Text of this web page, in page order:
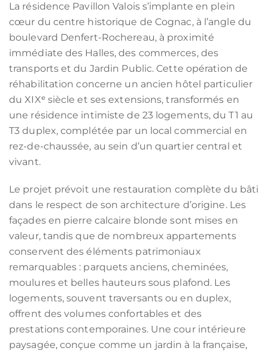
La résidence Pavillon Valois s’implante en plein
cœur du centre historique de Cognac, à l’angle du
boulevard Denfert-Rochereau, à proximité
immédiate des Halles, des commerces, des
transports et du Jardin Public. Cette opération de
réhabilitation concerne un ancien hôtel particulier
du XIXᵉ siècle et ses extensions, transformés en
une résidence intimiste de 23 logements, du T1 au
T3 duplex, complétée par un local commercial en
rez-de-chaussée, au sein d’un quartier central et
vivant.
Le projet prévoit une restauration complète du bâti
dans le respect de son architecture d’origine. Les
façades en pierre calcaire blonde sont mises en
valeur, tandis que de nombreux appartements
conservent des éléments patrimoniaux
remarquables : parquets anciens, cheminées,
moulures et belles hauteurs sous plafond. Les
logements, souvent traversants ou en duplex,
offrent des volumes confortables et des
prestations contemporaines. Une cour intérieure
paysagée, conçue comme un jardin à la française,